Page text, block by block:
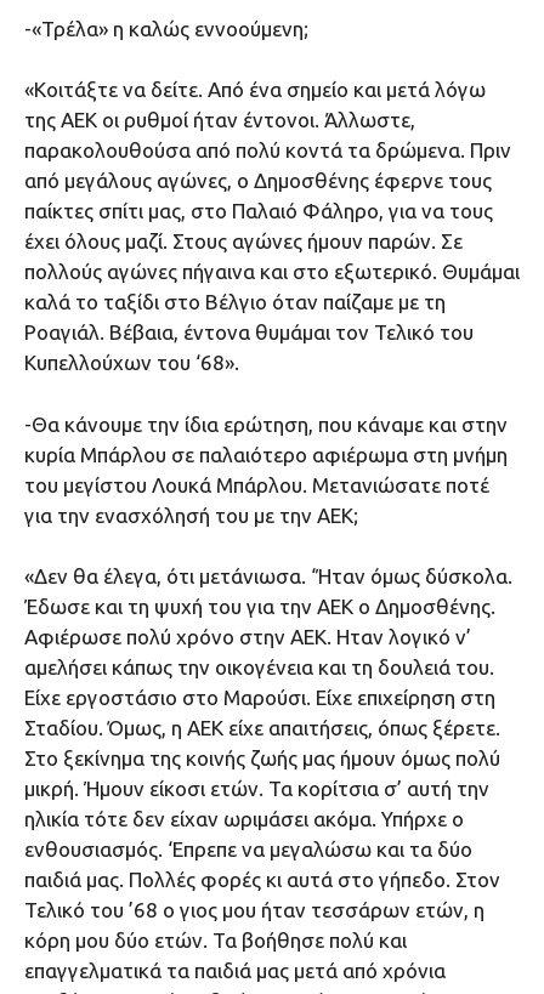
-«Τρέλα» η καλώς εννοούμενη;
«Κοιτάξτε να δείτε. Από ένα σημείο και μετά λόγω
της ΑΕΚ οι ρυθμοί ήταν έντονοι. Άλλωστε,
παρακολουθούσα από πολύ κοντά τα δρώμενα. Πριν
από μεγάλους αγώνες, ο Δημοσθένης έφερνε τους
παίκτες σπίτι μας, στο Παλαιό Φάληρο, για να τους
έχει όλους μαζί. Στους αγώνες ήμουν παρών. Σε
πολλούς αγώνες πήγαινα και στο εξωτερικό. Θυμάμαι
καλά το ταξίδι στο Βέλγιο όταν παίζαμε με τη
Ροαγιάλ. Βέβαια, έντονα θυμάμαι τον Τελικό του
Κυπελλούχων του ‘68».
-Θα κάνουμε την ίδια ερώτηση, που κάναμε και στην
κυρία Μπάρλου σε παλαιότερο αφιέρωμα στη μνήμη
του μεγίστου Λουκά Μπάρλου. Μετανιώσατε ποτέ
για την ενασχόλησή του με την ΑΕΚ;
«Δεν θα έλεγα, ότι μετάνιωσα. ‘Ήταν όμως δύσκολα.
Έδωσε και τη ψυχή του για την ΑΕΚ ο Δημοσθένης.
Αφιέρωσε πολύ χρόνο στην ΑΕΚ. Ηταν λογικό ν’
αμελήσει κάπως την οικογένεια και τη δουλειά του.
Είχε εργοστάσιο στο Μαρούσι. Είχε επιχείρηση στη
Σταδίου. Όμως, η ΑΕΚ είχε απαιτήσεις, όπως ξέρετε.
Στο ξεκίνημα της κοινής ζωής μας ήμουν όμως πολύ
μικρή. Ήμουν είκοσι ετών. Τα κορίτσια σ’ αυτή την
ηλικία τότε δεν είχαν ωριμάσει ακόμα. Υπήρχε ο
ενθουσιασμός. ‘Επρεπε να μεγαλώσω και τα δύο
παιδιά μας. Πολλές φορές κι αυτά στο γήπεδο. Στον
Τελικό του ’68 ο γιος μου ήταν τεσσάρων ετών, η
κόρη μου δύο ετών. Τα βοήθησε πολύ και
επαγγελματικά τα παιδιά μας μετά από χρόνια